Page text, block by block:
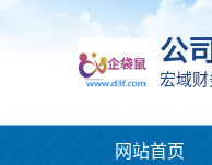
公
宏域
网站首页